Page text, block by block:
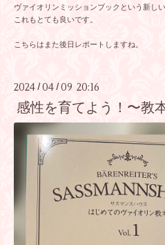
ヴァイオリンミッションブックという新し
これもとても良いです。
こちらはまた後日レポートしますね。
2024 /04 /09 20:16
感性を育てよう！〜教